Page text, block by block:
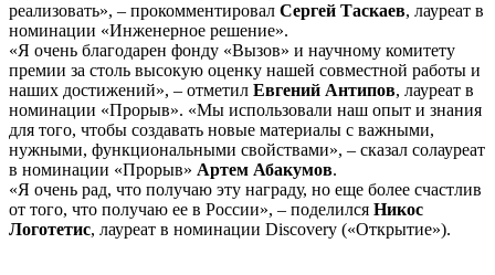
реализовать», – прокомментировал Сергей Таскаев, лауреат в
номинации «Инженерное решение».
«Я очень благодарен фонду «Вызов» и научному комитету
премии за столь высокую оценку нашей совместной работы и
наших достижений», – отметил Евгений Антипов, лауреат в
номинации «Прорыв». «Мы использовали наш опыт и знания
для того, чтобы создавать новые материалы с важными,
нужными, функциональными свойствами», – сказал солауреат
в номинации «Прорыв» Артем Абакумов.
«Я очень рад, что получаю эту награду, но еще более счастлив
от того, что получаю ее в России», – поделился Никос
Логотетис, лауреат в номинации Discovery («Открытие»).